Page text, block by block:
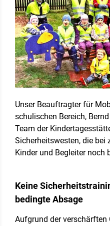
Unser Beauftragter für
schulischen Bereich,
Team der
Sicherheitswesten, die
Kinder und Begleiter noch
Keine
bedingte Absage
Aufgrund der